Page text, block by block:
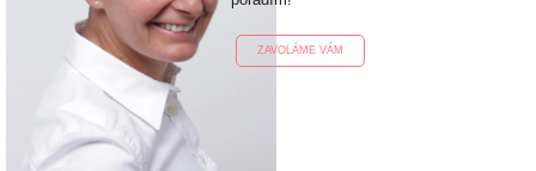
ZAVOLÁME VÁM